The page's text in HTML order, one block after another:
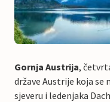
Gornja Austrija,
države Austrije koja se
sjeveru i ledenjaka